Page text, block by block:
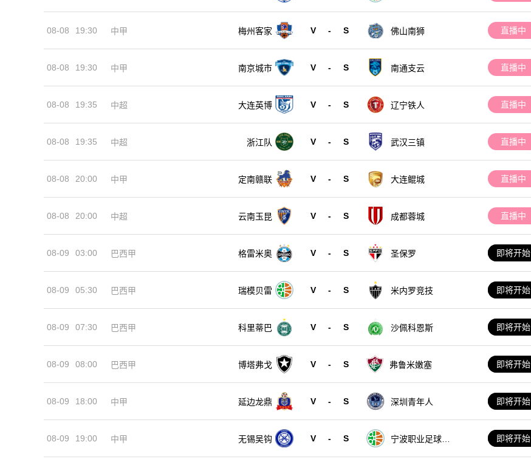
08-08 19:30 中甲 梅州客家 V - S 佛山南狮 直播中
08-08 19:30 中甲 南京城市 V - S 南通支云 直播中
08-08 19:35 中超 大连英博 V - S 辽宁铁人 直播中
08-08 19:35 中超 浙江队 V - S 武汉三镇 直播中
08-08 20:00 中甲 定南赣联 V - S 大连鲲城 直播中
08-08 20:00 中超 云南玉昆 V - S 成都蓉城 直播中
08-09 03:00 巴西甲 格雷米奥 V - S 圣保罗 即将开始
08-09 05:30 巴西甲 瑞模贝雷 V - S 米内罗竞技 即将开始
08-09 07:30 巴西甲 科里蒂巴 V - S 沙佩科恩斯 即将开始
08-09 08:00 巴西甲 博塔弗戈 V - S 弗鲁米嫩塞 即将开始
08-09 18:00 中甲 延边龙鼎 V - S 深圳青年人 即将开始
08-09 19:00 中甲 无锡吴钩 V - S
宁波职业足球俱
即将开始